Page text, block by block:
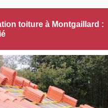
toiture à Montgaillard :